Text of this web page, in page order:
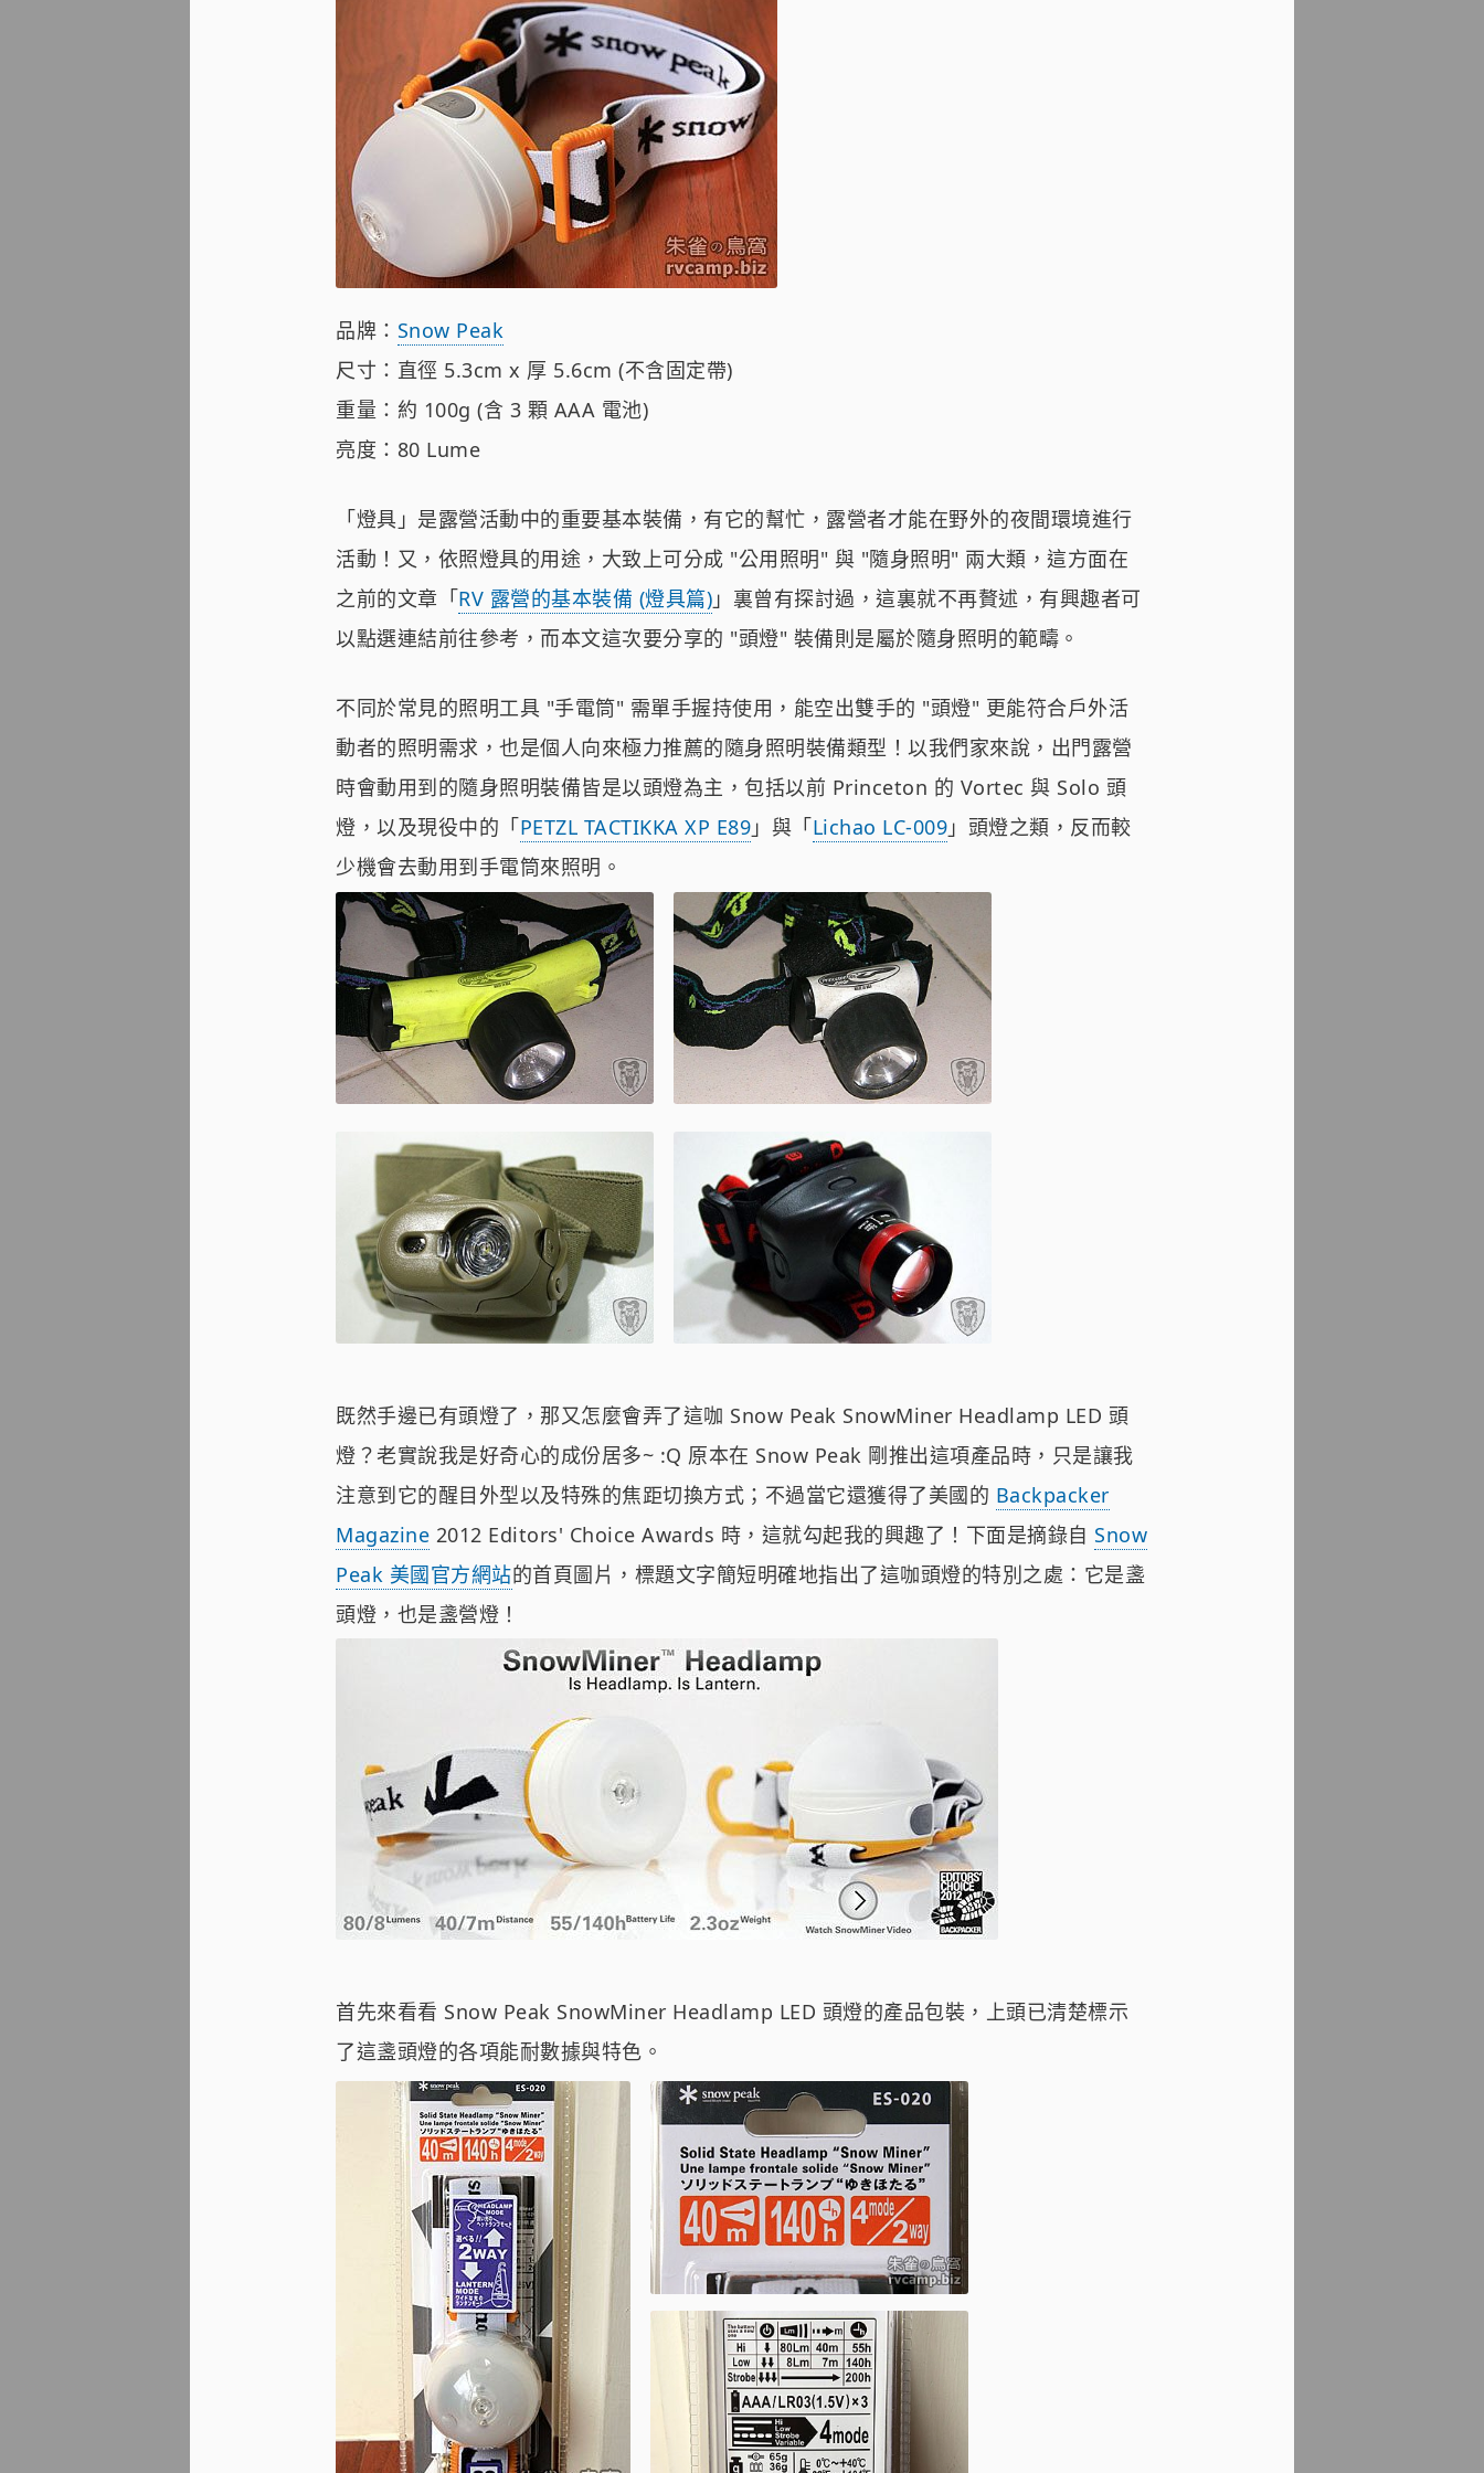
品牌： Snow Peak
尺寸：直徑 5.3cm x 厚 5.6cm (不含固定帶)
重量：約 100g (含 3 顆 AAA 電池)
亮度：80 Lume
「燈具」是露營活動中的重要基本裝備，有它的幫忙，露營者才能在野外的夜間環境進行
活動！又，依照燈具的用途，大致上可分成 "公用照明" 與 "隨身照明" 兩大類，這方面在
之前的文章「RV 露營的基本裝備 (燈具篇) 」裏曾有探討過，這裏就不再贅述，有興趣者可
以點選連結前往參考，而本文這次要分享的 "頭燈" 裝備則是屬於隨身照明的範疇。
不同於常見的照明工具 "手電筒" 需單手握持使用，能空出雙手的 "頭燈" 更能符合戶外活
動者的照明需求，也是個人向來極力推薦的隨身照明裝備類型！以我們家來說，出門露營
時會動用到的隨身照明裝備皆是以頭燈為主，包括以前 Princeton 的 Vortec 與 Solo 頭
燈，以及現役中的「PETZL TACTIKKA XP E89 」與「Lichao LC-009 」頭燈之類，反而較
少機會去動用到手電筒來照明。
既然手邊已有頭燈了，那又怎麼會弄了這咖 Snow Peak SnowMiner Headlamp LED 頭
燈？老實說我是好奇心的成份居多~ :Q 原本在 Snow Peak 剛推出這項產品時，只是讓我
注意到它的醒目外型以及特殊的焦距切換方式；不過當它還獲得了美國的 Backpacker
Magazine 2012 Editors' Choice Awards 時，這就勾起我的興趣了！下面是摘錄自 Snow
Peak 美國官方網站的首頁圖片，標題文字簡短明確地指出了這咖頭燈的特別之處：它是盞
頭燈，也是盞營燈！
首先來看看 Snow Peak SnowMiner Headlamp LED 頭燈的產品包裝，上頭已清楚標示
了這盞頭燈的各項能耐數據與特色。